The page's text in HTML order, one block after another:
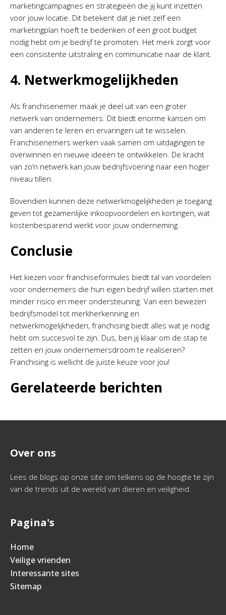
marketingcampagnes en strategieën die jij kunt inzetten
voor jouw locatie. Dit betekent dat je niet zelf een
marketingplan hoeft te bedenken of een groot budget
nodig hebt om je bedrijf te promoten. Het merk zorgt voor
een consistente uitstraling en communicatie naar de klant.
4. Netwerkmogelijkheden
Als franchisenemer maak je deel uit van een groter
netwerk van ondernemers. Dit biedt enorme kansen om
van anderen te leren en ervaringen uit te wisselen.
Franchisenemers werken vaak samen om uitdagingen te
overwinnen en nieuwe ideeën te ontwikkelen. De kracht
van zo’n netwerk kan jouw bedrijfsvoering naar een hoger
niveau tillen.
Bovendien kunnen deze netwerkmogelijkheden je toegang
geven tot gezamenlijke inkoopvoordelen en kortingen, wat
kostenbesparend werkt voor jouw onderneming.
Conclusie
Het kiezen voor franchiseformules biedt tal van voordelen
voor ondernemers die hun eigen bedrijf willen starten met
minder risico en meer ondersteuning. Van een bewezen
bedrijfsmodel tot merkherkenning en
netwerkmogelijkheden, franchising biedt alles wat je nodig
hebt om succesvol te zijn. Dus, ben jij klaar om de stap te
zetten en jouw ondernemersdroom te realiseren?
Franchising is wellicht de juiste keuze voor jou!
Gerelateerde berichten
Over ons
Lees de blogs op onze site om telkens op de hoogte te zijn
van de trends uit de wereld van dieren en veiligheid.
Pagina's
Home
Veilige vrienden
Interessante sites
Sitemap